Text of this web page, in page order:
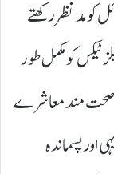
کو مدنظر رکھتے
ٹیکس کو مکمل طور
اور صحت مند معاشرے
پسماندہ